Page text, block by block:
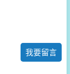
我要留言